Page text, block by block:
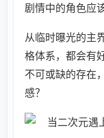
剧情中的角色应
从临时曝光的主
格体系，都会有
不可或缺的存在
感？